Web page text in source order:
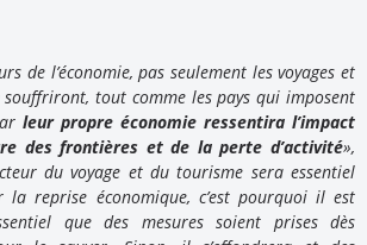
de l’économie, pas seulement les voyages et
tout comme les pays qui imposent
leur propre économie ressentira l’impact
des frontières et de la perte d’activité»,
du voyage et du tourisme sera essentiel
la reprise économique, c’est pourquoi il est
que des mesures soient prises dès